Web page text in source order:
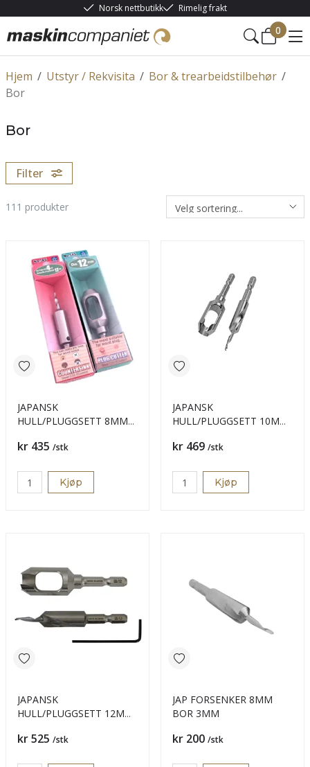
Norsk nettbutikk Rimelig frakt
0
/
Hjem /
Utstyr / Rekvisita /
Bor & trearbeidstilbehør
Bor
Bor
Filter
111 produkter
JAPANSK
HULL/PLUGGSETT 8MM
Pris
kr 435 /stk
Kjøp
JAPANSK
HULL/PLUGGSETT 10MM
Pris
kr 469 /stk
Kjøp
JAPANSK
HULL/PLUGGSETT 12MM
Pris
kr 525 /stk
JAP FORSENKER 8MM
BOR 3MM
Pris
kr 200 /stk